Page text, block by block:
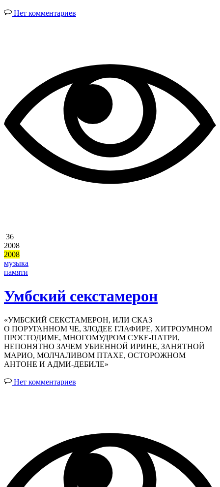
Нет комментариев
36
2008
2008
музыка
памяти
Умбский секстамерон
«УМБСКИЙ СЕКСТАМЕРОН, ИЛИ СКАЗ
О ПОРУГАННОМ ЧЕ, ЗЛОДЕЕ ГЛАФИРЕ, ХИТРОУМНОМ
ПРОСТОДИМЕ, МНОГОМУДРОМ СУКЕ-ПАТРИ,
НЕПОНЯТНО ЗАЧЕМ УБИЕННОЙ ИРИНЕ, ЗАНЯТНОЙ
МАРИО, МОЛЧАЛИВОМ ПТАХЕ, ОСТОРОЖНОМ
АНТОНЕ И АДМИ-ДЕБИЛЕ»
Нет комментариев